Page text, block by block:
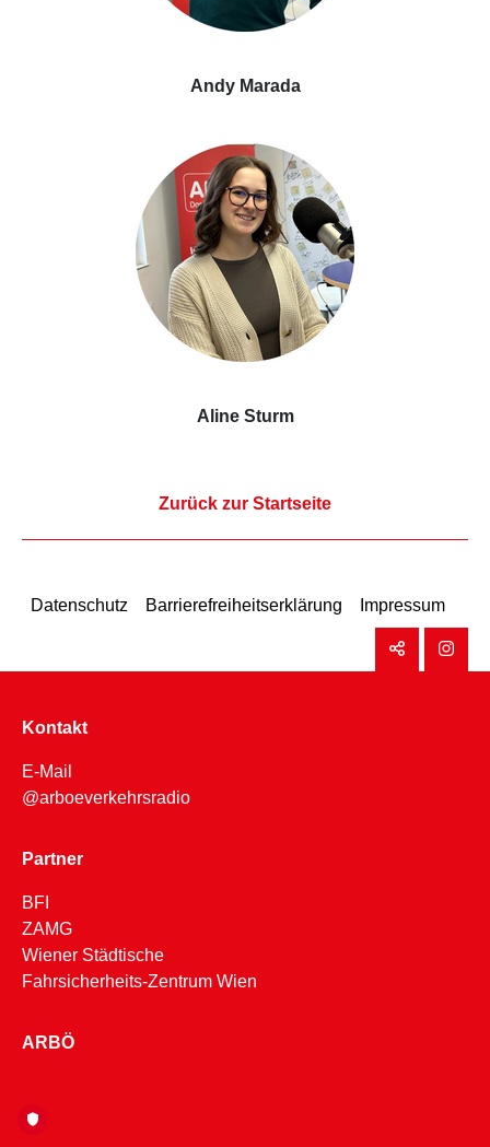
Andy Marada
Aline Sturm
Zurück zur Startseite
Datenschutz Barrierefreiheitserklärung Impressum
Kontakt
E-Mail
@arboeverkehrsradio
Partner
BFI
ZAMG
Wiener Städtische
Fahrsicherheits-Zentrum Wien
ARBÖ